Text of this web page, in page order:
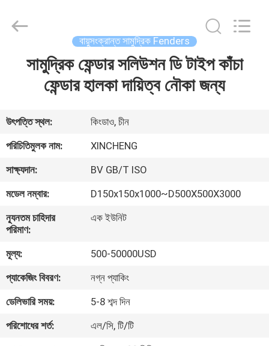
VR
প্রদর্শন
আমাদের
সম্পর্কে
কারখানা
ভ্রমণ
মান
নিয়ন্ত্রণ
Products
Reserved.
বায়ুসংক্রান্ত সামুদ্রিক Fenders
সামুদ্রিক ফেন্ডার সলিউশন ডি টাইপ কাঁচা
ফেন্ডার হালকা দায়িত্ব নৌকা জন্য
উৎপত্তি স্থল:
কিংডাও, চীন
পরিচিতিমুলক নাম:
XINCHENG
সাক্ষ্যদান:
BV GB/T ISO
মডেল নম্বার:
D150x150x1000~D500X500X3000
ন্যূনতম চাহিদার
পরিমাণ:
এক ইউনিট
মূল্য:
500-50000USD
প্যাকেজিং বিবরণ:
নগ্ন প্যাকিং
ডেলিভারি সময়:
5-8 শব্দ দিন
পরিশোধের শর্ত:
এল/সি, টি/টি